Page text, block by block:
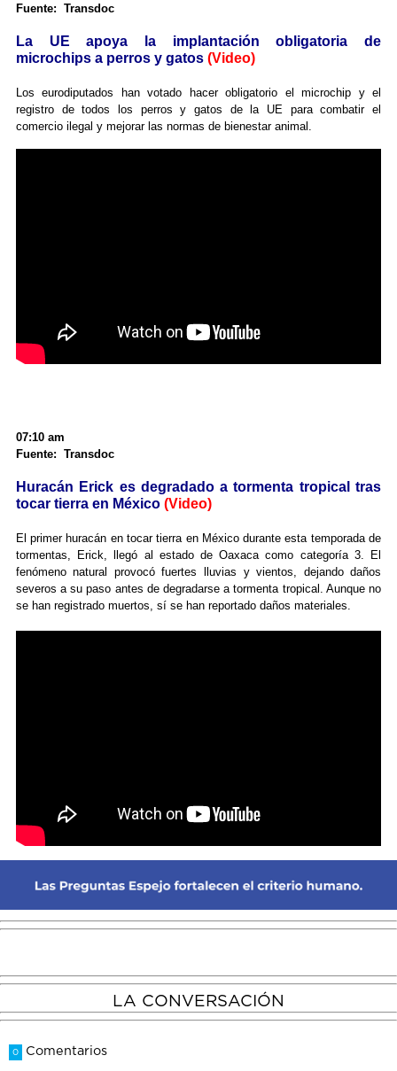
Fuente: Transdoc
La UE apoya la implantación obligatoria de
microchips a perros y gatos (Video)
Los eurodiputados han votado hacer obligatorio el microchip y el
registro de todos los perros y gatos de la UE para combatir el
comercio ilegal y mejorar las normas de bienestar animal.
07:10 am
Fuente: Transdoc
Huracán Erick es degradado a tormenta tropical tras
tocar tierra en México (Video)
El primer huracán en tocar tierra en México durante esta temporada de
tormentas, Erick, llegó al estado de Oaxaca como categoría 3. El
fenómeno natural provocó fuertes lluvias y vientos, dejando daños
severos a su paso antes de degradarse a tormenta tropical. Aunque no
se han registrado muertos, sí se han reportado daños materiales.
LA CONVERSACIÓN
0 Comentarios